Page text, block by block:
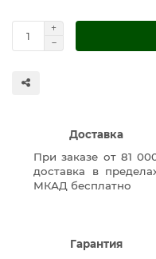
Доставка
При заказе от 81
доставка в
МКАД бесплатно
Гарантия